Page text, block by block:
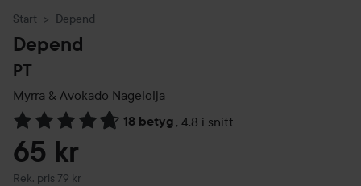
Start Depend
Depend
PT
Myrra & Avokado Nagelolja
18 betyg , 4.8 i snitt
Hoppa till Betyg & kommentarer
65 kr
Rek. pris 79 kr
Rekommenderat pris 79 kr